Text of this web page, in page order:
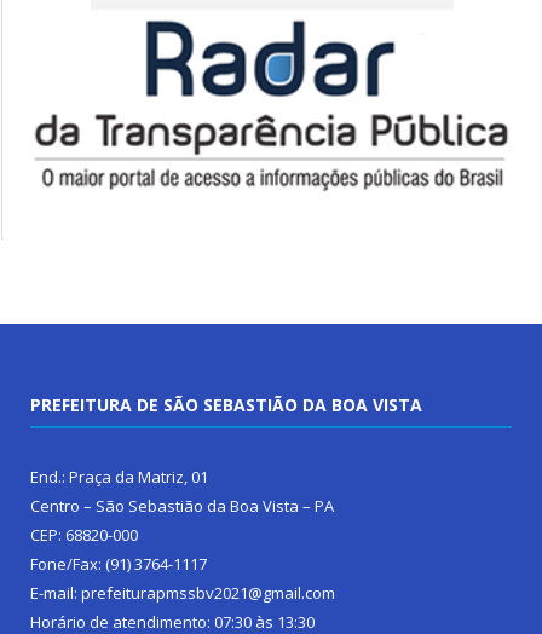
PREFEITURA DE SÃO SEBASTIÃO DA BOA VISTA
End.: Praça da Matriz, 01
Centro – São Sebastião da Boa Vista – PA
CEP: 68820-000
Fone/Fax: (91) 3764-1117
E-mail: prefeiturapmssbv2021@gmail.com
Horário de atendimento: 07:30 às 13:30